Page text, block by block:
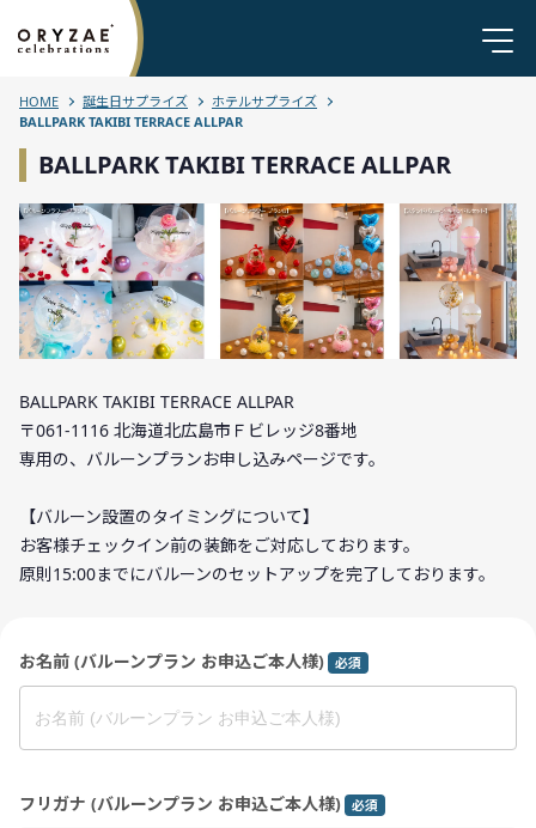
HOME 誕生日サプライズ
ホテルサプライズ
BALLPARK TAKIBI TERRACE ALLPAR
BALLPARK TAKIBI TERRACE ALLPAR
BALLPARK TAKIBI TERRACE ALLPAR
〒061-1116 北海道北広島市Ｆビレッジ8番地
専用の、バルーンプランお申し込みページです。
【バルーン設置のタイミングについて】
お客様チェックイン前の装飾をご対応しております。
原則15:00までにバルーンのセットアップを完了しております。
お名前 (バルーンプラン お申込ご本人様) 必須
フリガナ (バルーンプラン お申込ご本人様) 必須